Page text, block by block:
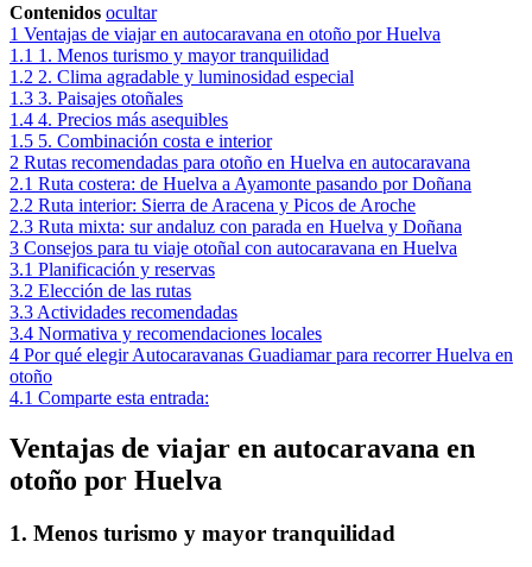
Contenidos ocultar
1 Ventajas de viajar en autocaravana en otoño por Huelva
1.1 1. Menos turismo y mayor tranquilidad
1.2 2. Clima agradable y luminosidad especial
1.3 3. Paisajes otoñales
1.4 4. Precios más asequibles
1.5 5. Combinación costa e interior
2 Rutas recomendadas para otoño en Huelva en autocaravana
2.1 Ruta costera: de Huelva a Ayamonte pasando por Doñana
2.2 Ruta interior: Sierra de Aracena y Picos de Aroche
2.3 Ruta mixta: sur andaluz con parada en Huelva y Doñana
3 Consejos para tu viaje otoñal con autocaravana en Huelva
3.1 Planificación y reservas
3.2 Elección de las rutas
3.3 Actividades recomendadas
3.4 Normativa y recomendaciones locales
4 Por qué elegir Autocaravanas Guadiamar para recorrer Huelva en
otoño
4.1 Comparte esta entrada:
Ventajas de viajar en autocaravana en
otoño por Huelva
1. Menos turismo y mayor tranquilidad